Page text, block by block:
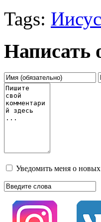
Tags:
Написать
Уведомить меня о